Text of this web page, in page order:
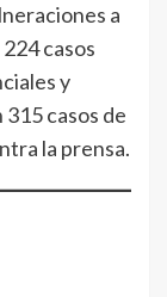
a
casos
y
casos de
la prensa.